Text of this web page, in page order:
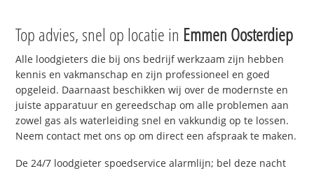
Top advies, snel op locatie in Emmen Oosterdiep
Alle loodgieters die bij ons bedrijf werkzaam zijn hebben
kennis en vakmanschap en zijn professioneel en goed
opgeleid. Daarnaast beschikken wij over de modernste en
juiste apparatuur en gereedschap om alle problemen aan
zowel gas als waterleiding snel en vakkundig op te lossen.
Neem contact met ons op om direct een afspraak te maken.
De 24/7 loodgieter spoedservice alarmlijn; bel deze nacht